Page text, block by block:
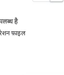
है
फ़ाइल